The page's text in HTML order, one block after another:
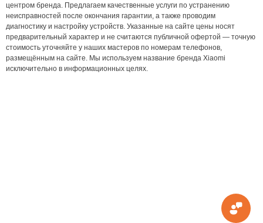
центром бренда. Предлагаем качественные услуги по устранению
неисправностей после окончания гарантии, а также проводим
диагностику и настройку устройств. Указанные на сайте цены носят
предварительный характер и не считаются публичной офертой — точную
стоимость уточняйте у наших мастеров по номерам телефонов,
размещённым на сайте. Мы используем название бренда Xiaomi
исключительно в информационных целях.